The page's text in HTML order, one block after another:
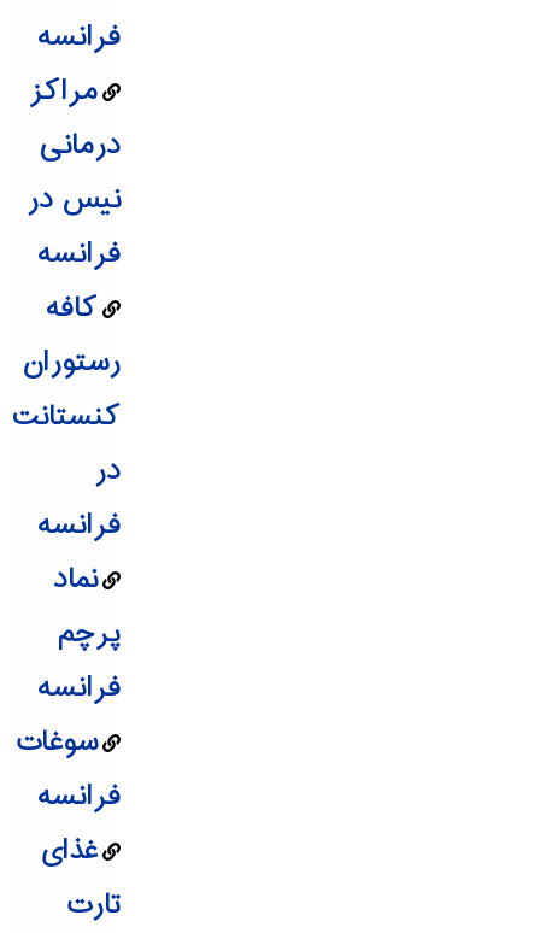
فرانسه
مراکز
درمانی
نیس در
فرانسه
کافه
رستوران
کنستانت
در
فرانسه
نماد
پرچم
فرانسه
سوغات
فرانسه
غذای
تارت